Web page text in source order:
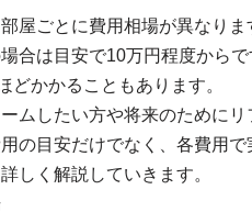
屋ごとに費用相場が異なりま
合は目安で10万円程度から
かかることもあります。
ムしたい方や将来のために
の目安だけでなく、各費用
しく解説していきます。